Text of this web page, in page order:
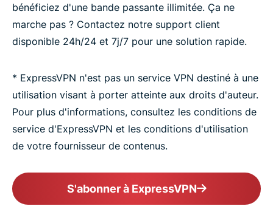
bénéficiez d'une bande passante illimitée. Ça ne
marche pas ? Contactez notre support client
disponible 24h/24 et 7j/7 pour une solution rapide.
* ExpressVPN n'est pas un service VPN destiné à une
utilisation visant à porter atteinte aux droits d'auteur.
Pour plus d'informations, consultez les conditions de
service d'ExpressVPN et les conditions d'utilisation
de votre fournisseur de contenus.
S'abonner à ExpressVPN